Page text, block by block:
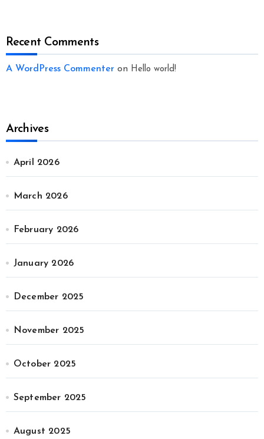
Recent Comments
A WordPress Commenter on Hello world!
Archives
April 2026
March 2026
February 2026
January 2026
December 2025
November 2025
October 2025
September 2025
August 2025